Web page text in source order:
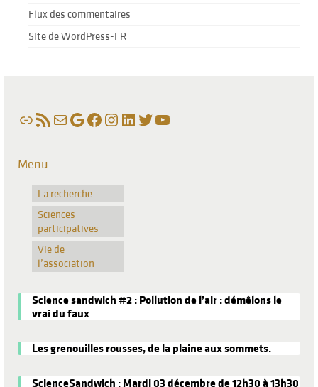
Flux des commentaires
Site de WordPress-FR
LienFlux RSSE-mailGoogle
Facebook
Instagram
LinkedIn
Twitter
YouTube
Menu
La recherche
Sciences
participatives
Vie de
l’association
Science sandwich #2 : Pollution de l’air : démêlons le
vrai du faux
Les grenouilles rousses, de la plaine aux sommets.
ScienceSandwich : Mardi 03 décembre de 12h30 à 13h30